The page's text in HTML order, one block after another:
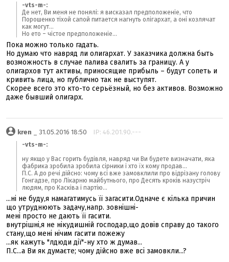
-vts-m-:
Де нет, Ви меня не понялі: я висказал предположеніе, что
Порошенко тіхой сапой питается нагнуть олігархат, а оні козлячат
как могут...
Но ето – чістое предположеніе...
Пока можно только гадать.
Но думаю что навряд ли олигархат. У заказчика должна быть
возможность в случае палива свалить за границу. А у
олигархов тут активы, приносящие прибыль – будут сопеть и
кривить лица, но публично так не выступят.
Скорее всего это кто-то серьёзный, но без активов. Возможно
даже бывший олигарх.
kren _ 31.05.2016 18:50 IP: 46.201.90.---
-vts-m-:
ну якщо у Вас горить будівля, навряд чи Ви будете визначати, яка
фабрика зробила зробила сірники і хто їх кому продав...
П.С. А до речі дійсно: чому всі вже замовклили про відрізану голову
Гонгадзе, про Лікарню майбутнього, про Десять кроків назустріч
людям, про Касківа і партію...
...ні не буду,я намагатимусь її загасити.Одначе є кілька причин
що утруднюють задачу,напр. зовнішні-
мені просто не дають її гасити.
внутрішні,я не нікудишній господар,що довів справу до такого
стану,що мені нічим гасити пожежу
...як кажуть "лдюди дії"-ну хто ж думав...
П.С...а Ви як думаєте; чому дійсно вже всі замовкли...?